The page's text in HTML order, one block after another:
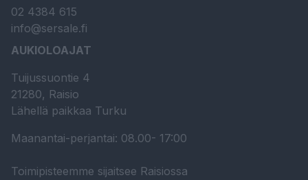
02 4384 615
info@sersale.fi
AUKIOLOAJAT
Tuijussuontie 4
21280, Raisio
Lähellä paikkaa Turku
Maanantai-perjantai: 08.00- 17:00
Toimipisteemme sijaitsee Raisiossa